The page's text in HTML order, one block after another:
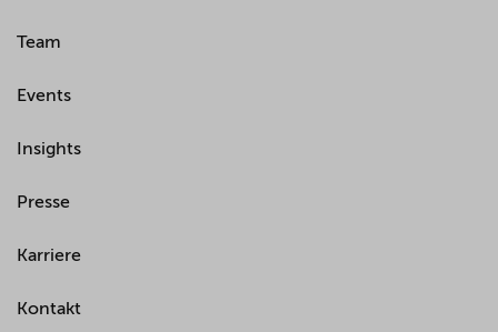
Team
Events
Insights
Presse
Karriere
Kontakt